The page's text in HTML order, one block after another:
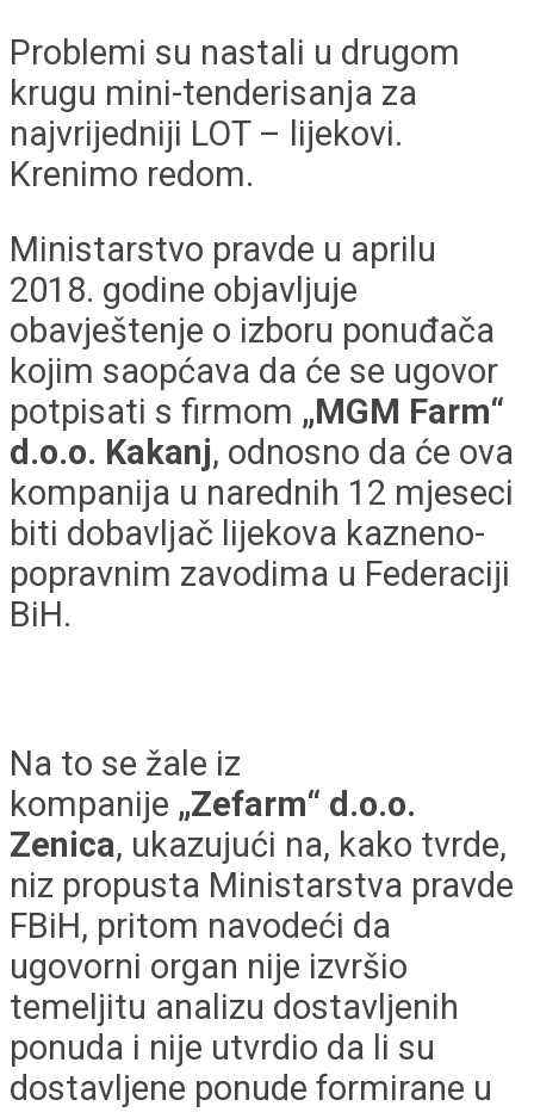
Problemi su nastali u drugom
krugu mini-tenderisanja za
najvrijedniji LOT – lijekovi.
Krenimo redom.
Ministarstvo pravde u aprilu
2018. godine objavljuje
obavještenje o izboru ponuđača
kojim saopćava da će se ugovor
potpisati s firmom „MGM Farm“
d.o.o. Kakanj, odnosno da će ova
kompanija u narednih 12 mjeseci
biti dobavljač lijekova kazneno-
popravnim zavodima u Federaciji
BiH.
Na to se žale iz
kompanije „Zefarm“ d.o.o.
Zenica, ukazujući na, kako tvrde,
niz propusta Ministarstva pravde
FBiH, pritom navodeći da
ugovorni organ nije izvršio
temeljitu analizu dostavljenih
ponuda i nije utvrdio da li su
dostavljene ponude formirane u